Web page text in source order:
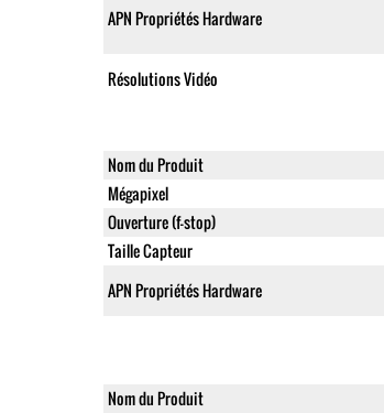
APN Propriétés Hardware
Résolutions Vidéo
Nom du Produit
Mégapixel
Ouverture (f-stop)
Taille Capteur
APN Propriétés Hardware
Nom du Produit